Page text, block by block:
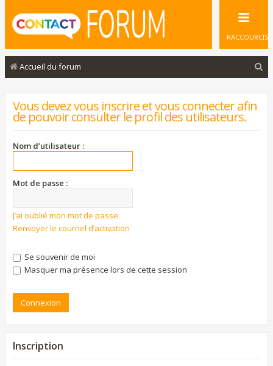
RACCOURCIS
Accueil du forum
Vous devez vous inscrire et vous connecter afin
de pouvoir consulter le profil des utilisateurs.
Nom d’utilisateur :
Mot de passe :
J’ai oublié mon mot de passe
Renvoyer le courriel d’activation
Se souvenir de moi
Masquer ma présence lors de cette session
Inscription